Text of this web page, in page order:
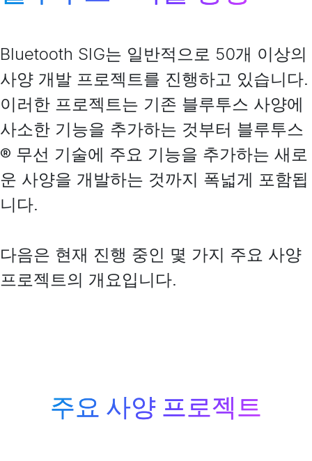
Bluetooth SIG는 일반적으로 50개 이상의
사양 개발 프로젝트를 진행하고 있습니다.
이러한 프로젝트는 기존 블루투스 사양에
사소한 기능을 추가하는 것부터 블루투스
® 무선 기술에 주요 기능을 추가하는 새로
운 사양을 개발하는 것까지 폭넓게 포함됩
니다.
다음은 현재 진행 중인 몇 가지 주요 사양
프로젝트의 개요입니다.
주요 사양 프로젝트